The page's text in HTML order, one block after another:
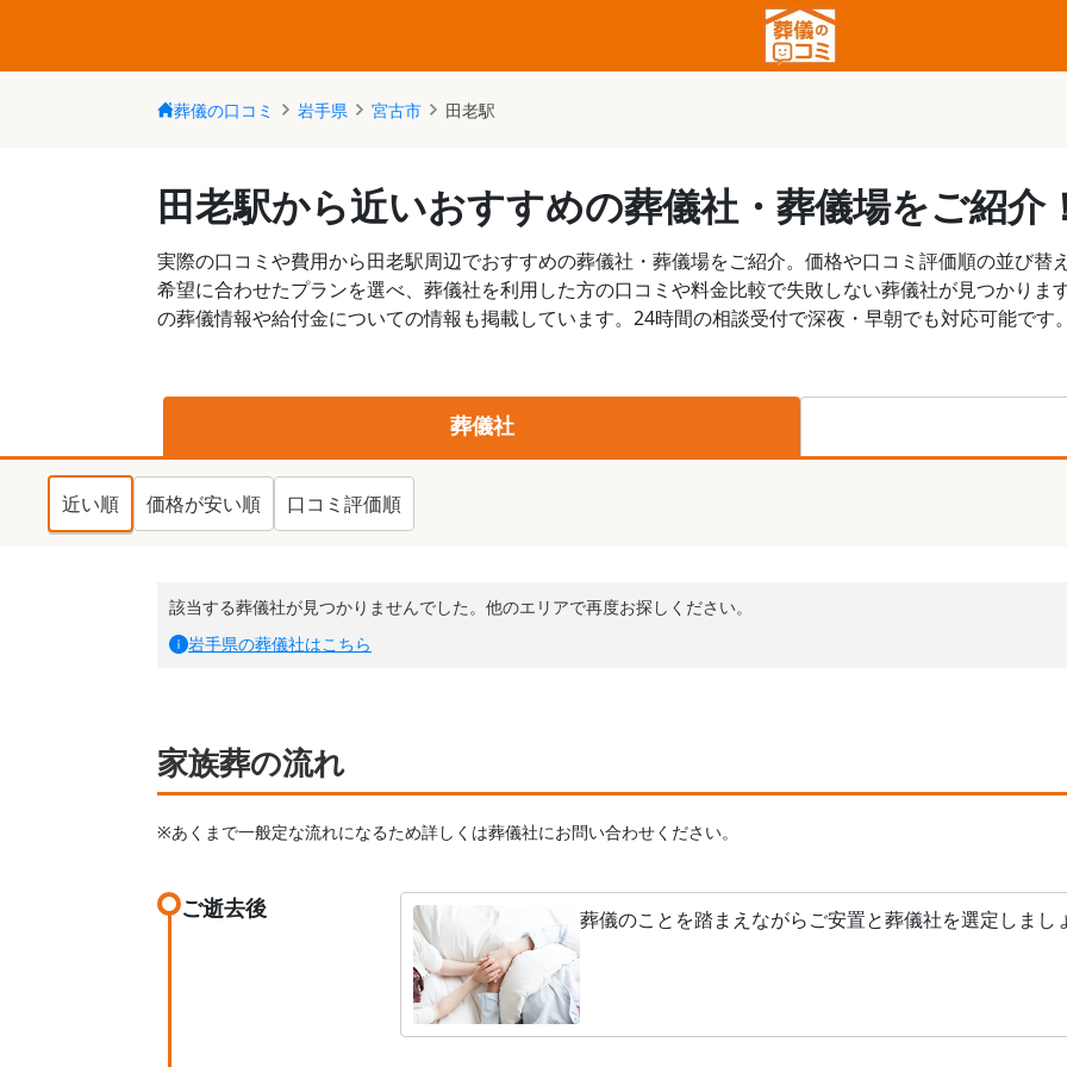
葬儀の口コミ 岩手県 宮古市 田老駅
田老駅から近いおすすめの葬儀社・葬儀場をご紹介
実際の口コミや費用から田老駅周辺でおすすめの葬儀社・葬儀場をご紹介。価格や口コミ評価順の並び替
希望に合わせたプランを選べ、葬儀社を利用した方の口コミや料金比較で失敗しない葬儀社が見つかりま
の葬儀情報や給付金についての情報も掲載しています。24時間の相談受付で深夜・早朝でも対応可能です
葬儀社
近い順 価格が安い順 口コミ評価順
該当する葬儀社が見つかりませんでした。他のエリアで再度お探しください。
岩手県の葬儀社はこちら
家族葬の流れ
※あくまで一般定な流れになるため詳しくは葬儀社にお問い合わせください。
ご逝去後 葬儀のことを踏まえながらご安置と葬儀社を選定しまし